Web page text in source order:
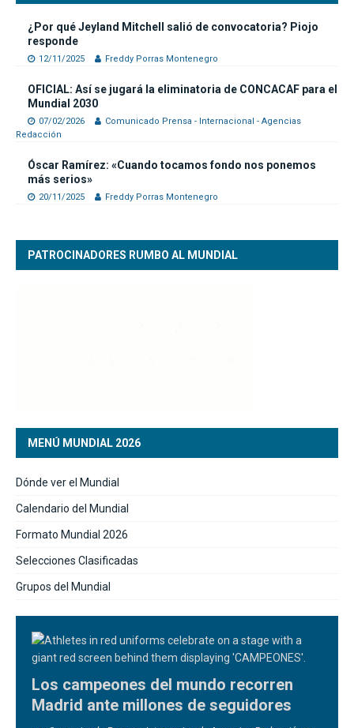
¿Por qué Jeyland Mitchell salió de convocatoria? Piojo
responde
12/11/2025 Freddy Porras Montenegro
OFICIAL: Así se jugará la eliminatoria de CONCACAF para el
Mundial 2030
07/02/2026
Comunicado Prensa - Internacional - Agencias
Redacción
Óscar Ramírez: «Cuando tocamos fondo nos ponemos
más serios»
20/11/2025 Freddy Porras Montenegro
PATROCINADORES RUMBO AL MUNDIAL
MENÚ MUNDIAL 2026
Dónde ver el Mundial
Calendario del Mundial
Formato Mundial 2026
Selecciones Clasificadas
Grupos del Mundial
Los campeones del mundo recorren
Madrid ante millones de seguidores